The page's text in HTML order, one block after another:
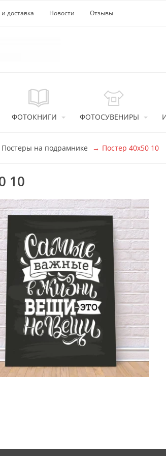
доставка Новости Отзывы
ФОТОКНИГИ ФОТОСУВЕНИРЫ
Постеры на подрамнике Постер 40x50 10
10